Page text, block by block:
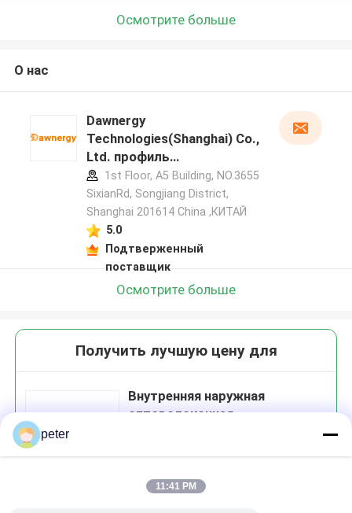
Осмотрите больше
О нас
Dawnergy
Technologies(Shanghai) Co.,
Ltd. профиль
производителя
1st Floor, A5 Building, NO.3655
SixianRd, Songjiang District,
Shanghai 201614 China ,КИТАЙ
5.0
Подтверженный
поставщик
Осмотрите больше
Получить лучшую цену для
Внутренняя наружная
оптоволоконная
peter
11:41 PM